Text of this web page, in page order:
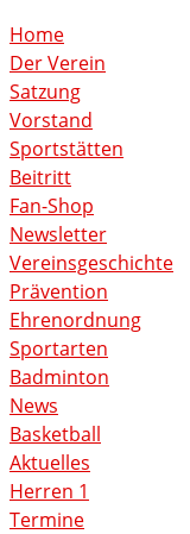
Home
Der Verein
Satzung
Vorstand
Sportstätten
Beitritt
Fan-Shop
Newsletter
Vereinsgeschichte
Prävention
Ehrenordnung
Sportarten
Badminton
News
Basketball
Aktuelles
Herren 1
Termine